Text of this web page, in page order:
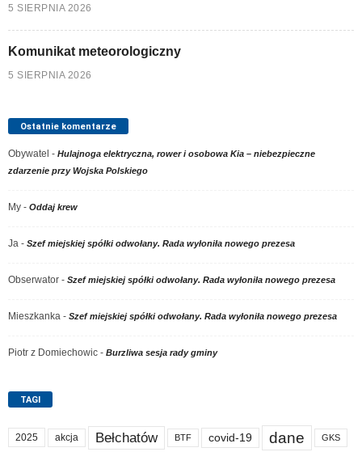
5 SIERPNIA 2026
Komunikat meteorologiczny
5 SIERPNIA 2026
Ostatnie komentarze
Obywatel - Hulajnoga elektryczna, rower i osobowa Kia – niebezpieczne
zdarzenie przy Wojska Polskiego
My - Oddaj krew
Ja - Szef miejskiej spółki odwołany. Rada wyłoniła nowego prezesa
Obserwator - Szef miejskiej spółki odwołany. Rada wyłoniła nowego prezesa
Mieszkanka - Szef miejskiej spółki odwołany. Rada wyłoniła nowego prezesa
Piotr z Domiechowic - Burzliwa sesja rady gminy
TAGI
2025 akcja Bełchatów BTF covid-19 dane GKS